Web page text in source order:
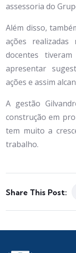
assessoria do
Além disso,
ações
docentes
apresentar
ações e assim
A gestão
construção em
tem muito a
trabalho.
Share This Post: